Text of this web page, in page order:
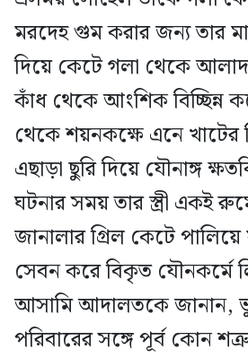
মরদেহ গুম করার জন্য তার
দিয়ে কেটে গলা থেকে
কাঁধ থেকে আংশিক বিচ্ছিন্ন
থেকে শয়নকক্ষে এনে খাটের
এছাড়া ছুরি দিয়ে যৌনাঙ্গ
ঘটনার সময় তার স্ত্রী একই
জানালার গ্রিল কেটে
সেবন করে বিকৃত যৌনকর্মে
আসামি আদালতকে জানান,
পরিবারের সঙ্গে পূর্ব কোন